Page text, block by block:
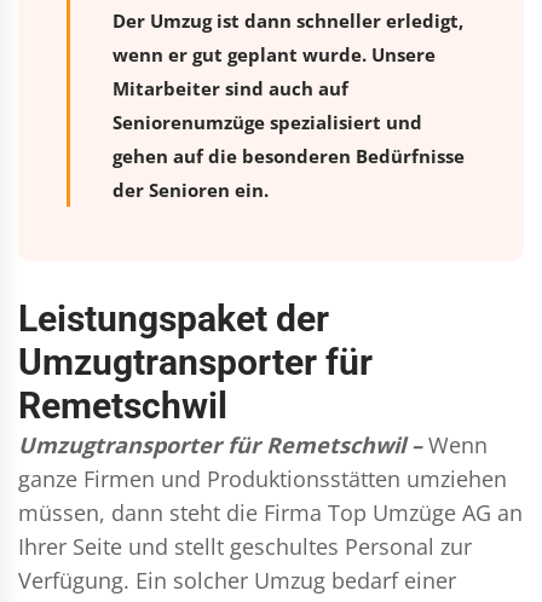
Der Umzug ist dann schneller erledigt,
wenn er gut geplant wurde. Unsere
Mitarbeiter sind auch auf
Seniorenumzüge spezialisiert und
gehen auf die besonderen Bedürfnisse
der Senioren ein.
Leistungspaket der
Umzugtransporter für
Remetschwil
Umzugtransporter für Remetschwil – Wenn
ganze Firmen und Produktionsstätten umziehen
müssen, dann steht die Firma Top Umzüge AG an
Ihrer Seite und stellt geschultes Personal zur
Verfügung. Ein solcher Umzug bedarf einer